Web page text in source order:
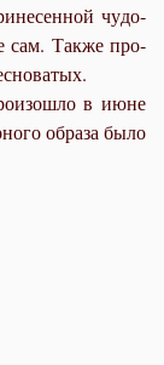
чу­до­
сам. Так­же про­
в июне
об­ра­за бы­ло